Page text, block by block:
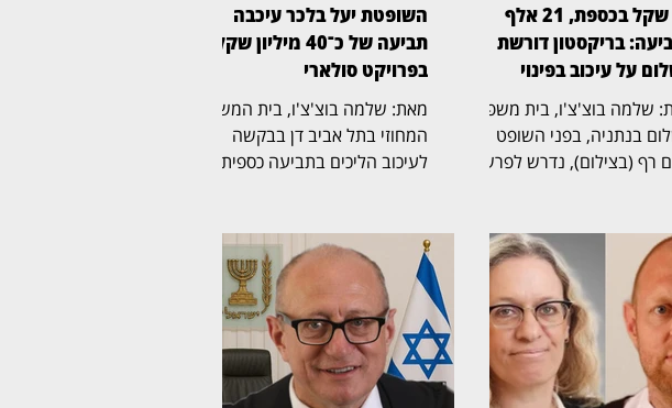
50 שקל בכספת, 21 אלף
בריקסטון דורשת
על עיכוב בפינוי
מאת: שלמה בוצ'צ'ו, בית משפט
בנתניה, בפני השופט
רף (בצילום), נדרש לפרשה
שטר בודד של 50 שקל,
לשני הליכים משפטיים
בריקסטון כספות פעלה
לפינוי הכספת, ובהמשך
תביעה כספית בדרישה
לתשלום של יותר מ־21 אלף שקל.
בריקסטון, רבקה פינטו
השופטת יעל בלכר עיכבה
תביעה של כ־40 מיליון שקל
בפרויקט סולארי
מאת: שלמה בוצ'צ'ו, בית המשפט
המחוזי בתל אביב דן בבקשה
לעיכוב הליכים בתביעה כספית
נווה אור שיא אנרגיה סולארי
שותפות מוגבלת ושיא נרגיה
2020 בע"מ. בפני השופטת יעל
בלכר (בצילום) נדונה הבקשה
לעיכוב ההליכים. במוקד
המחלוקת עומדים הסכמים
להקמת מתקנים סולאריים בקיבוץ